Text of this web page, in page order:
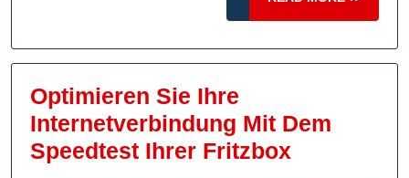
MORE
Optimieren Sie Ihre
Internetverbindung Mit Dem
Speedtest Ihrer FritzboxOptimieren